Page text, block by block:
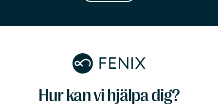
Hur kan vi hjälpa dig?